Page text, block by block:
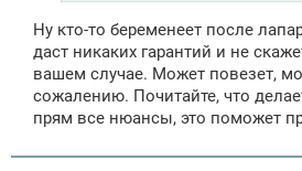
Ну кто-то беременеет после
даст никаких гарантий и не
вашем случае. Может повезет,
сожалению. Почитайте, что
прям все нюансы, это поможет